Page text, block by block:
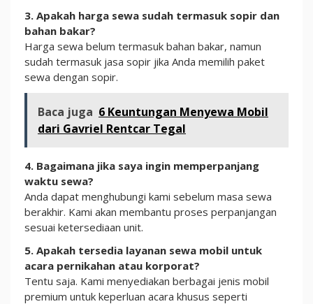
3. Apakah harga sewa sudah termasuk sopir dan
bahan bakar?
Harga sewa belum termasuk bahan bakar, namun
sudah termasuk jasa sopir jika Anda memilih paket
sewa dengan sopir.
Baca juga 6 Keuntungan Menyewa Mobil
dari Gavriel Rentcar Tegal
4. Bagaimana jika saya ingin memperpanjang
waktu sewa?
Anda dapat menghubungi kami sebelum masa sewa
berakhir. Kami akan membantu proses perpanjangan
sesuai ketersediaan unit.
5. Apakah tersedia layanan sewa mobil untuk
acara pernikahan atau korporat?
Tentu saja. Kami menyediakan berbagai jenis mobil
premium untuk keperluan acara khusus seperti